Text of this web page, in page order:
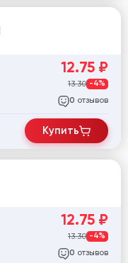
12.75 ₽
13.30 -4%
0 отзывов
Купить
12.75 ₽
13.30 -4%
0 отзывов